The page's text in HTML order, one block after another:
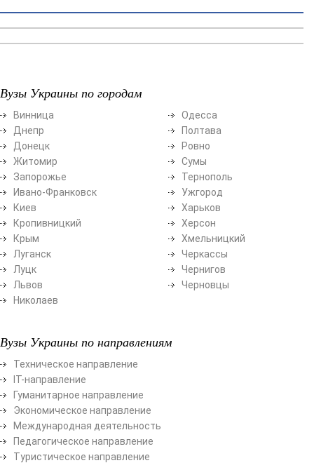
Вузы Украины по городам
Винница
Днепр
Донецк
Житомир
Запорожье
Ивано-Франковск
Киев
Кропивницкий
Крым
Луганск
Луцк
Львов
Николаев
Одесса
Полтава
Ровно
Сумы
Тернополь
Ужгород
Харьков
Херсон
Хмельницкий
Черкассы
Чернигов
Черновцы
Вузы Украины по направлениям
Техническое направление
ІТ-направление
Гуманитарное направление
Экономическое направление
Международная деятельность
Педагогическое направление
Туристическое направление